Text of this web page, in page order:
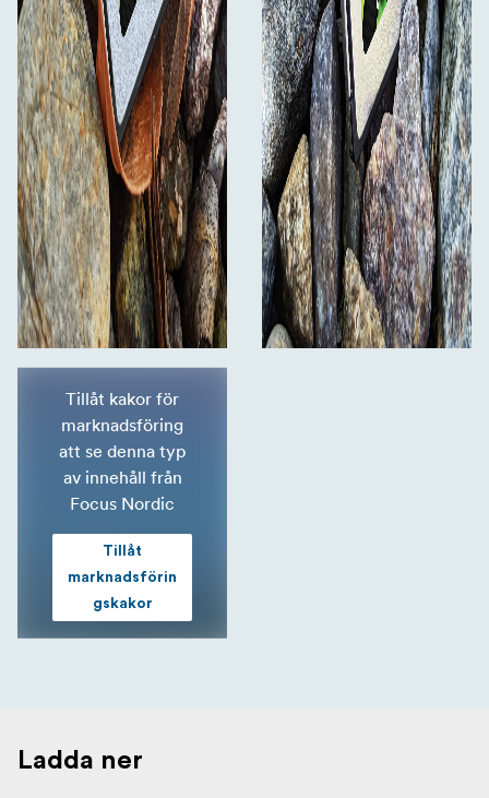
Tillåt kakor för
marknadsföring
att se denna typ
av innehåll från
Focus Nordic
Tillåt
marknadsförin
gskakor
Ladda ner